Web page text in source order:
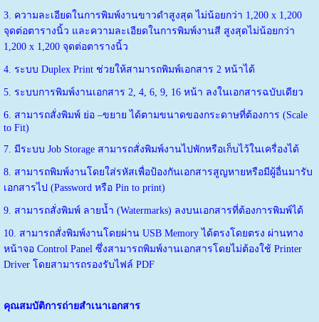
3. ความละเอียดในการพิมพ์งานขาวดำสูงสุด ไม่น้อยกว่า 1,200 x 1,200
จุดต่อตารางนิ้ว และความละเอียดในการพิมพ์งานสี สูงสุดไม่น้อยกว่า
1,200 x 1,200 จุดต่อตารางนิ้ว
4. ระบบ Duplex Print ช่วยให้สามารถพิมพ์เอกสาร 2 หน้าได้
5. ระบบการพิมพ์งานเอกสาร 2, 4, 6, 9, 16 หน้า ลงในเอกสารฉบับเดียว
6. สามารถสั่งพิมพ์ ย่อ –ขยาย ได้ตามขนาดของกระดาษที่ต้องการ (Scale
to Fit)
7. มีระบบ Job Storage สามารถสั่งพิมพ์งานไปพักหรือเก็บไว้ในเครื่องได้
8. สามารถพิมพ์งานโดยใส่รหัสเพื่อป้องกันเอกสารสูญหายหรือมีผู้อื่นมารับ
เอกสารไป (Password หรือ Pin to print)
9. สามารถสั่งพิมพ์ ลายนํ้า (Watermarks) ลงบนเอกสารที่ต้องการพิมพ์ได้
10. สามารถสั่งพิมพ์งานโดยผ่าน USB Memory ได้ตรงโดยตรง ผ่านทาง
หน้าจอ Control Panel ซึ่งสามารถพิมพ์งานเอกสารโดยไม่ต้องใช้ Printer
Driver โดยสามารถรองรับไฟล์ PDF
คุณสมบัติการถ่ายสำเนาเอกสาร